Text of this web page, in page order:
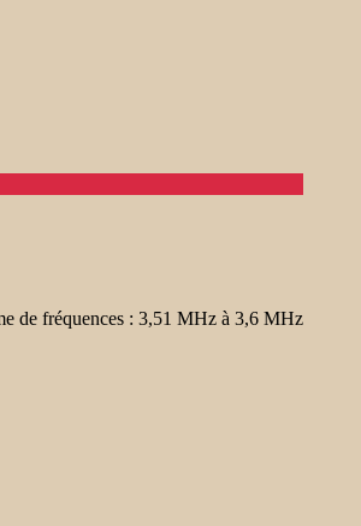
de fréquences : 3,51 MHz à 3,6 MHz